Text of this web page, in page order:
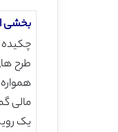
بخشی
چکیده
طرح
مالی
یک